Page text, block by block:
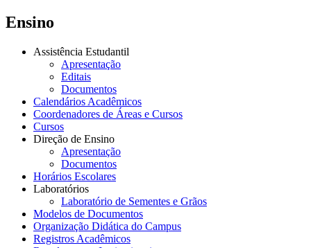
Ensino
Assistência Estudantil
Apresentação
Editais
Documentos
Calendários Acadêmicos
Coordenadores de Áreas e Cursos
Cursos
Direção de Ensino
Apresentação
Documentos
Horários Escolares
Laboratórios
Laboratório de Sementes e Grãos
Modelos de Documentos
Organização Didática do Campus
Registros Acadêmicos